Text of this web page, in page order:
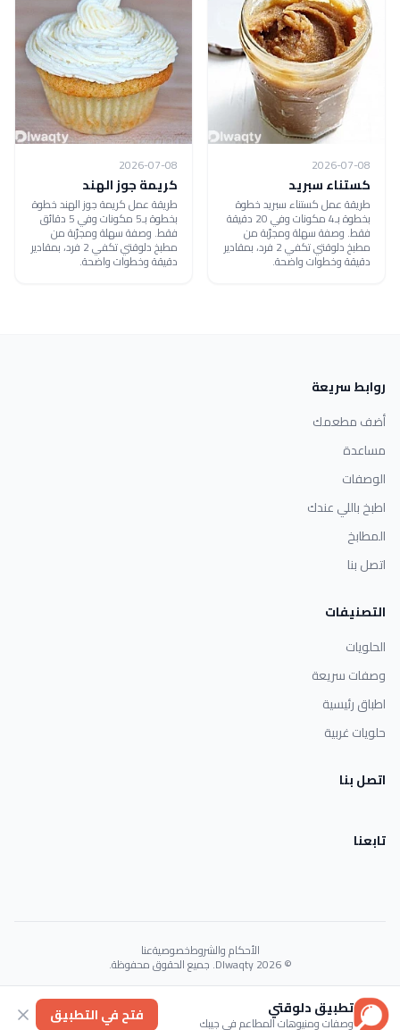
2026-07-08
كستناء سبريد
طريقة عمل كستناء سبريد خطوة
بخطوة بـ4 مكونات وفي 20 دقيقة
فقط. وصفة سهلة ومجرّبة من
مطبخ دلوقتي تكفي 2 فرد، بمقادير
دقيقة وخطوات واضحة.
2026-07-08
كريمة جوز الهند
طريقة عمل كريمة جوز الهند خطوة
بخطوة بـ5 مكونات وفي 5 دقائق
فقط. وصفة سهلة ومجرّبة من
مطبخ دلوقتي تكفي 2 فرد، بمقادير
دقيقة وخطوات واضحة.
روابط سريعة
أضف مطعمك
مساعدة
الوصفات
اطبخ باللي عندك
المطابخ
اتصل بنا
التصنيفات
الحلويات
وصفات سريعة
اطباق رئيسية
حلويات غربية
اتصل بنا
تابعنا
الأحكام والشروطخصوصيةعنا
© 2026 Dlwaqty. جميع الحقوق محفوظة.
Powered byGAIT
تطبيق دلوقتي
وصفات ومنيوهات المطاعم في جيبك فتح في التطبيق